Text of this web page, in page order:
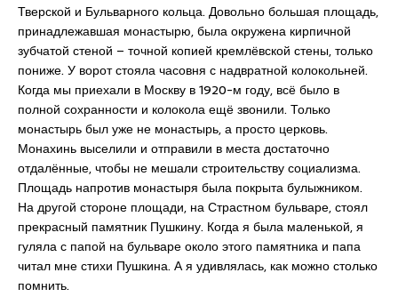
Тверской и Бульварного кольца. Довольно большая площадь,
принадлежавшая монастырю, была окружена кирпичной
зубчатой стеной – точной копией кремлёвской стены, только
пониже. У ворот стояла часовня с надвратной колокольней.
Когда мы приехали в Москву в 1920-м году, всё было в
полной сохранности и колокола ещё звонили. Только
монастырь был уже не монастырь, а просто церковь.
Монахинь выселили и отправили в места достаточно
отдалённые, чтобы не мешали строительству социализма.
Площадь напротив монастыря была покрыта булыжником.
На другой стороне площади, на Страстном бульваре, стоял
прекрасный памятник Пушкину. Когда я была маленькой, я
гуляла с папой на бульваре около этого памятника и папа
читал мне стихи Пушкина. А я удивлялась, как можно столько
помнить.